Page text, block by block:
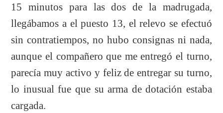
15 minutos para las dos de la madrugada,
llegábamos a el puesto 13, el relevo se efectuó
sin contratiempos, no hubo consignas ni nada,
aunque el compañero que me entregó el turno,
parecía muy activo y feliz de entregar su turno,
lo inusual fue que su arma de dotación estaba
cargada.